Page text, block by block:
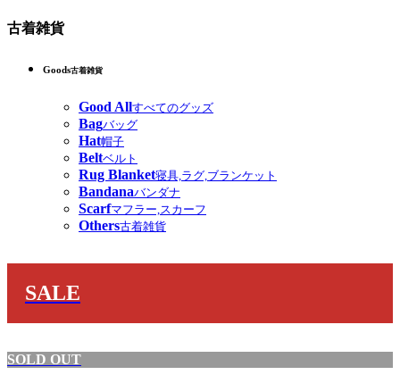
古着雑貨
Goods古着雑貨
Good Allすべてのグッズ
Bagバッグ
Hat帽子
Beltベルト
Rug Blanket寝具,ラグ,ブランケット
Bandanaバンダナ
Scarfマフラー,スカーフ
Others古着雑貨
SALE
SOLD OUT